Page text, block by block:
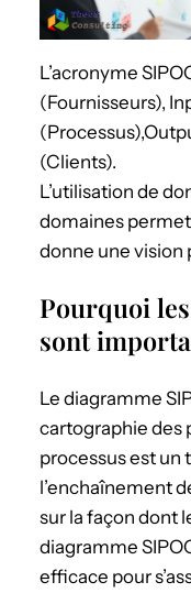
L’acronyme
(Fournisseurs),
(Clients).
L’utilisation de
domaines
donne une vision
Pourquoi
sont
Le diagramme
cartographie des
processus est un
l’enchaînement
sur la façon dont
diagramme
efficace pour